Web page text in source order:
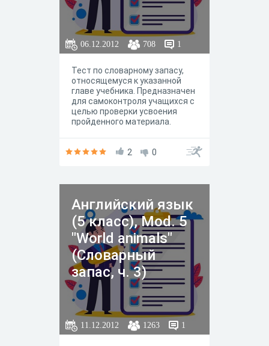
06.12.2012 708 1
Тест по словарному запасу,
относящемуся к указанной
главе учебника. Предназначен
для самоконтроля учащихся с
целью проверки усвоения
пройденного материала.
2 0
Английский язык
(5 класс), Mod. 5
"World animals"
(Словарный
запас, ч. 3)
11.12.2012 1263 1